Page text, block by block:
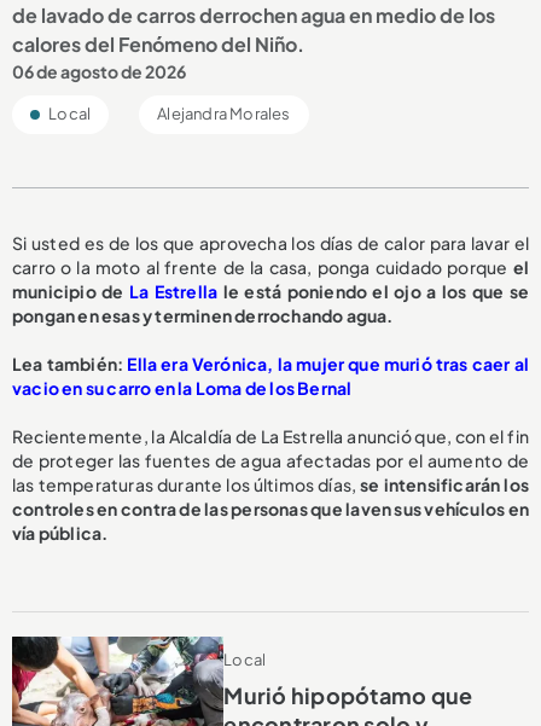
de lavado de carros derrochen agua en medio de los
calores del Fenómeno del Niño.
06 de agosto de 2026
Local Alejandra Morales
Si usted es de los que aprovecha los días de calor para lavar el
carro o la moto al frente de la casa, ponga cuidado porque el
municipio de La Estrella le está poniendo el ojo a los que se
pongan en esas y terminen derrochando agua.
Lea también: Ella era Verónica, la mujer que murió tras caer al
vacio en su carro en la Loma de los Bernal
Recientemente, la Alcaldía de La Estrella anunció que, con el fin
de proteger las fuentes de agua afectadas por el aumento de
las temperaturas durante los últimos días, se intensificarán los
controles en contra de las personas que laven sus vehículos en
vía pública.
Local
Murió hipopótamo que